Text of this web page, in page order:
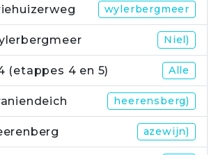
wylerbergmeer
Niel)
(etappes 4 en 5) Alle
heerensberg)
azewijn)